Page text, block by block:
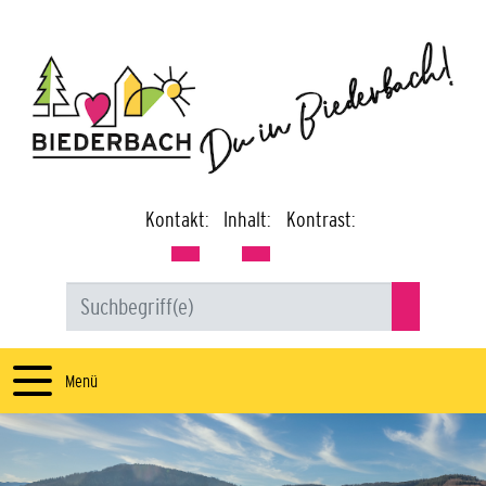
Kontakt: Inhalt: Kontrast:
Menü